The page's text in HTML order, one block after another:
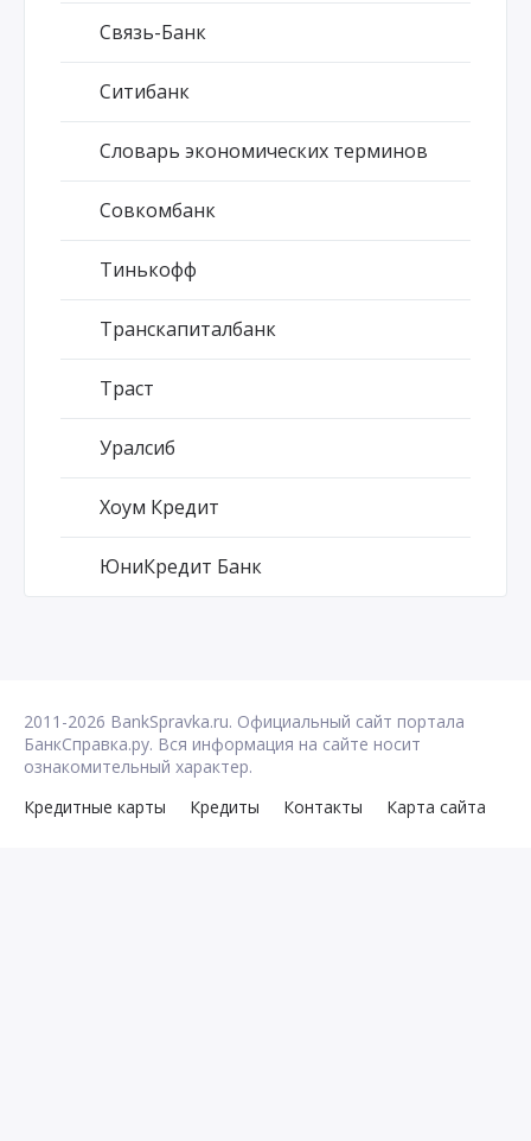
Связь-Банк
Ситибанк
Словарь экономических терминов
Совкомбанк
Тинькофф
Транскапиталбанк
Траст
Уралсиб
Хоум Кредит
ЮниКредит Банк
2011-2026 BankSpravka.ru. Официальный сайт портала
БанкСправка.ру. Вся информация на сайте носит
ознакомительный характер.
Кредитные карты
Кредиты Контакты Карта сайта